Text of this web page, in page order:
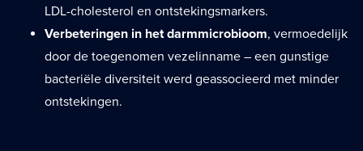
LDL-cholesterol en ontstekingsmarkers.
Verbeteringen in het darmmicrobioom, vermoedelijk
door de toegenomen vezelinname – een gunstige
bacteriële diversiteit werd geassocieerd met minder
ontstekingen.